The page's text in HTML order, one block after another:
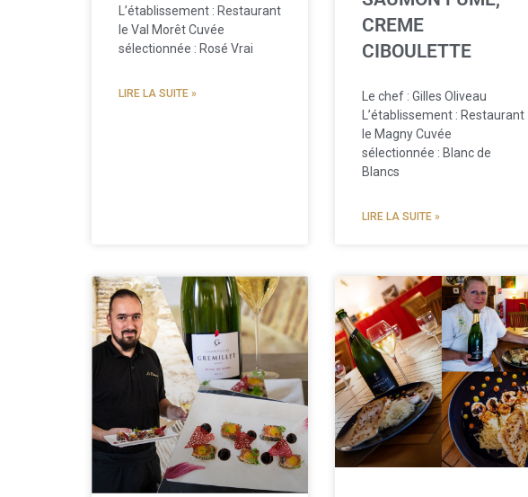
L’établissement : Restaurant
le Val Morêt Cuvée
sélectionnée : Rosé Vrai
LIRE LA SUITE »
CREME
CIBOULETTE
Le chef : Gilles Oliveau
L’établissement : Restaurant
le Magny Cuvée
sélectionnée : Blanc de
Blancs
LIRE LA SUITE »